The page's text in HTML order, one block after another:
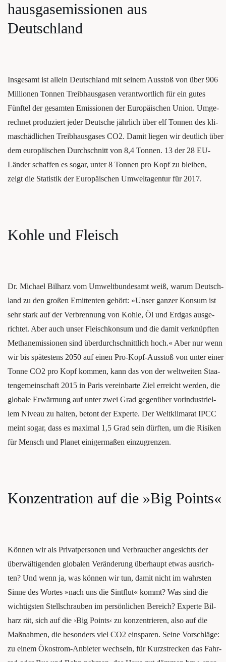
haus­gas­emis­sio­nen aus
Deutschland
Ins­ge­samt ist allein Deutsch­land mit sei­nem Aus­stoß von über 906
Mil­lio­nen Ton­nen Treib­haus­ga­sen ver­ant­wort­lich für ein gutes
Fünftel der gesam­ten Emis­sio­nen der Euro­päi­schen Uni­on. Umge­
rech­net pro­du­ziert jeder Deut­sche jähr­lich über elf Ton­nen des kli­
ma­schäd­li­chen Treib­haus­ga­ses CO2. Damit lie­gen wir deut­lich über
dem euro­päi­schen Durch­schnitt von 8,4 Ton­nen. 13 der 28 EU-
Län­der schaf­fen es sogar, unter 8 Ton­nen pro Kopf zu blei­ben,
zeigt die Sta­tis­tik der Euro­päi­schen Umwelt­agen­tur für 2017.
Koh­le und Fleisch
Dr. Micha­el Bil­harz vom Umwelt­bun­des­amt weiß, war­um Deutsch­
land zu den gro­ßen Emit­ten­ten gehört: »Unser gan­zer Kon­sum ist
sehr stark auf der Ver­bren­nung von Koh­le, Öl und Erd­gas aus­ge­
rich­tet. Aber auch unser Fleisch­kon­sum und die damit verknüpften
Methan­emis­sio­nen sind überdurchschnittlich hoch.« Aber nur wenn
wir bis spä­tes­tens 2050 auf einen Pro-Kopf-Aus­stoß von unter einer
Ton­ne CO2 pro Kopf kom­men, kann das von der welt­wei­ten Staa­
ten­ge­mein­schaft 2015 in Paris ver­ein­bar­te Ziel erreicht wer­den, die
glo­ba­le Erwär­mung auf unter zwei Grad gegenüber vor­in­dus­tri­el­
lem Niveau zu hal­ten, betont der Exper­te. Der Welt­kli­ma­rat IPCC
meint sogar, dass es maxi­mal 1,5 Grad sein dürften, um die Risi­ken
für Mensch und Pla­net eini­ger­ma­ßen einzugrenzen.
Kon­zen­tra­ti­on auf die »Big Points«
Kön­nen wir als Pri­vat­per­so­nen und Ver­brau­cher ange­sichts der
überwältigenden glo­ba­len Ver­än­de­rung überhaupt etwas aus­rich­
ten? Und wenn ja, was kön­nen wir tun, damit nicht im wahrs­ten
Sin­ne des Wor­tes »nach uns die Sint­flut« kommt? Was sind die
wich­tigs­ten Stell­schrau­ben im per­sön­li­chen Bereich? Exper­te Bil­
harz rät, sich auf die ›Big Points‹ zu kon­zen­trie­ren, also auf die
Maß­nah­men, die beson­ders viel CO2 ein­spa­ren. Sei­ne Vor­schlä­ge:
zu einem Öko­strom-Anbie­ter wech­seln, für Kurz­stre­cken das Fahr­